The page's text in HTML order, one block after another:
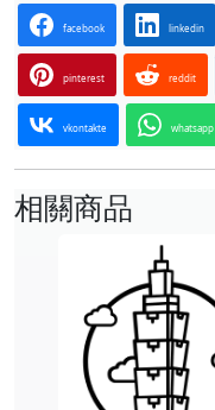
facebook linkedin
pinterest reddit
vkontakte whatsapp
相關商品